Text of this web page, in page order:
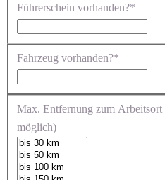
Führerschein vorhanden?*
Fahrzeug vorhanden?*
Max. Entfernung zum
möglich)